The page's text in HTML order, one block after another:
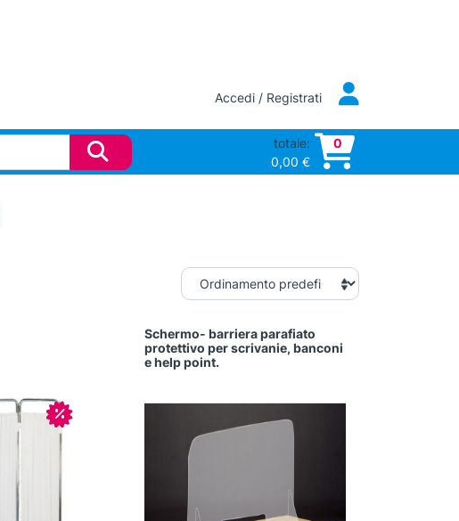
Accedi / Registrati
totale:
0,00 €
0
In offerta!
Schermo- barriera parafiato
protettivo per scrivanie, banconi
e help point.